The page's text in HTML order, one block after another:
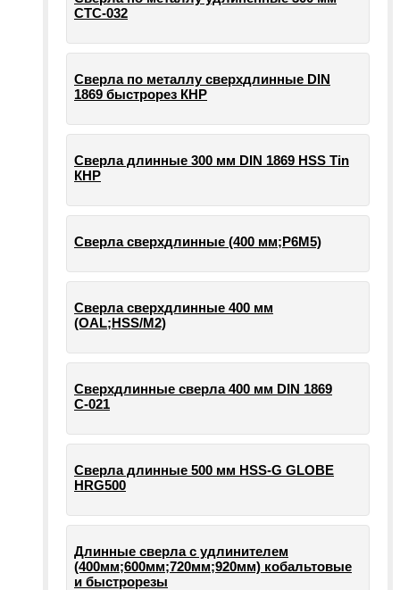
СТС-032
Сверла по металлу сверхдлинные DIN
1869 быстрорез КНР
Сверла длинные 300 мм DIN 1869 HSS Tin
КНР
Сверла сверхдлинные (400 мм;Р6М5)
Сверла сверхдлинные 400 мм
(OAL;HSS/M2)
Сверхдлинные сверла 400 мм DIN 1869
С-021
Сверла длинные 500 мм HSS-G GLOBE
HRG500
Длинные сверла с удлинителем
(400мм;600мм;720мм;920мм) кобальтовые
и быстрорезы